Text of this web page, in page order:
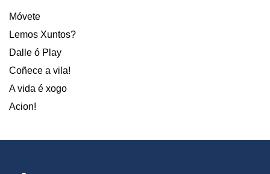
Móvete
Lemos Xuntos?
Dalle ó Play
Coñece a vila!
A vida é xogo
Acion!